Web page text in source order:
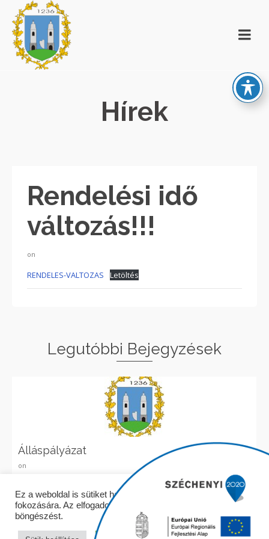
Hírek
Rendelési idő
változás!!!
on
RENDELES-VALTOZAS Letöltés
Legutóbbi Bejegyzések
Álláspályázat
on
Ez a weboldal is sütiket használ a felhasználói élmény
fokozására. Az elfogadom gombra kattintva folytathatja a
böngészést.